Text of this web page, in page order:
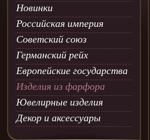
Новинки
Российская империя
Советский союз
Германский рейх
Европейские государства
Изделия из фарфора
Ювелирные изделия
Декор и аксессуары